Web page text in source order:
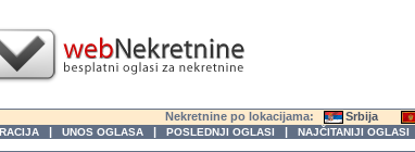
Nekretnine po lokacijama: Srbija
| UNOS OGLASA | POSLEDNJI OGLASI | NAJČITANIJI OGLASI